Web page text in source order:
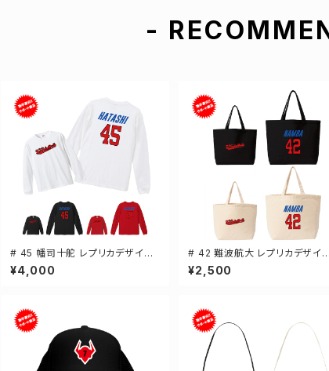
-
# 45 幡司十舵 レプリカデザイン
3カラー 選手還元 長袖Tシャツ S
-XXLサイズ 501101
¥4,000
# 42 難波航大 レプリカデザイン
選手還元 キャンバストートバッグ
カラー MLサイズ 000778
¥2,500